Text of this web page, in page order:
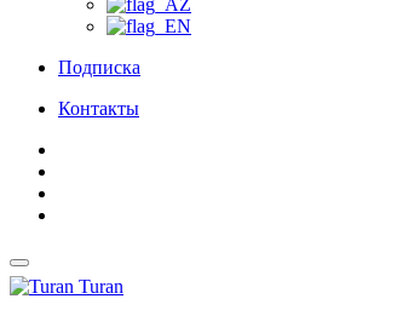
Подписка
Контакты
Turan